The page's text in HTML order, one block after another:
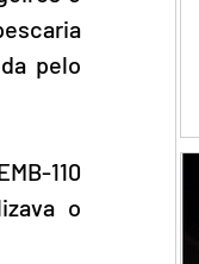
pelo
110
o